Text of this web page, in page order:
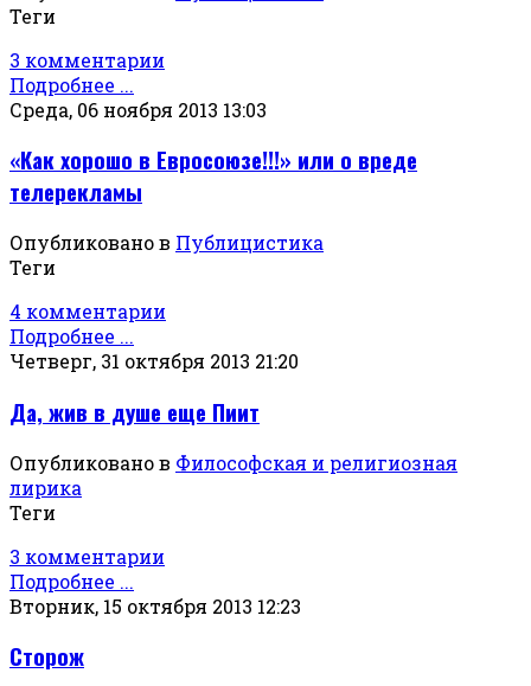
Теги
3 комментарии
Подробнее ...
Среда, 06 ноября 2013 13:03
«Как хорошо в Евросоюзе!!!» или о вреде
телерекламы
Опубликовано в Публицистика
Теги
4 комментарии
Подробнее ...
Четверг, 31 октября 2013 21:20
Да, жив в душе еще Пиит
Опубликовано в Философская и религиозная
лирика
Теги
3 комментарии
Подробнее ...
Вторник, 15 октября 2013 12:23
Сторож